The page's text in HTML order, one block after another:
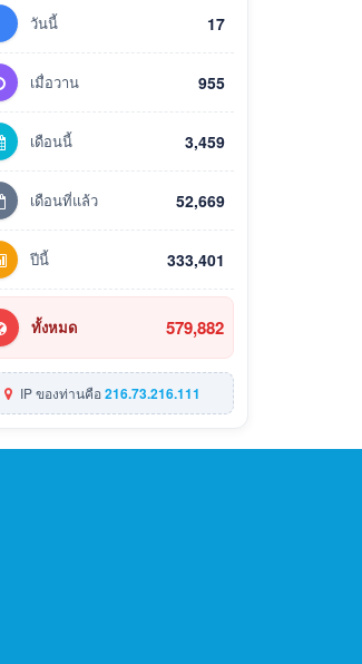
วันนี้ 17
เมื่อวาน 955
เดือนนี้ 3,459
เดือนที่แล้ว 52,669
ปีนี้ 333,401
ทั้งหมด 579,882
IP ของท่านคือ216.73.216.111